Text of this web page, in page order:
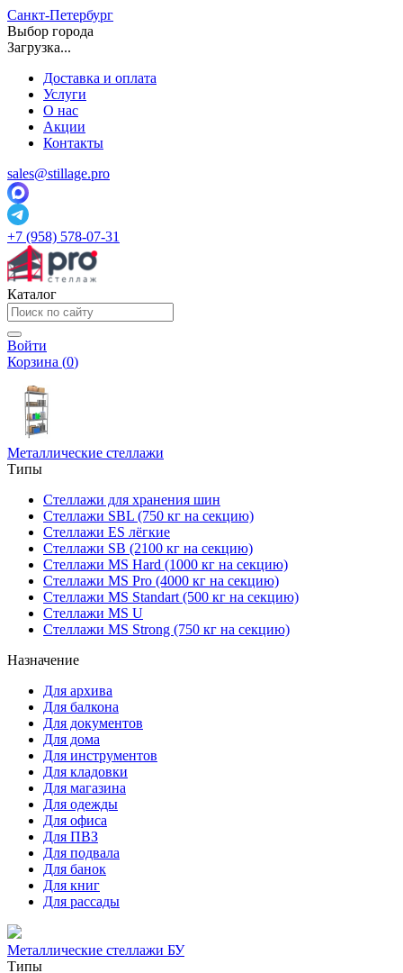
Санкт-Петербург
Выбор города
Загрузка...
Доставка и оплата
Услуги
О нас
Акции
Контакты
sales@stillage.pro
+7 (958) 578-07-31
Каталог
Войти
Корзина (0)
Металлические стеллажи
Типы
Стеллажи для хранения шин
Стеллажи SBL (750 кг на секцию)
Стеллажи ES лёгкие
Стеллажи SB (2100 кг на секцию)
Стеллажи MS Hard (1000 кг на секцию)
Стеллажи MS Pro (4000 кг на секцию)
Стеллажи MS Standart (500 кг на секцию)
Стеллажи MS U
Стеллажи MS Strong (750 кг на секцию)
Назначение
Для архива
Для балкона
Для документов
Для дома
Для инструментов
Для кладовки
Для магазина
Для одежды
Для офиса
Для ПВЗ
Для подвала
Для банок
Для книг
Для рассады
Металлические стеллажи БУ
Типы